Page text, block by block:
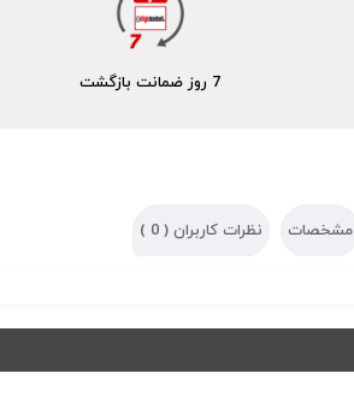
7 روز ضمانت بازگشت
مشخصات نظرات کاربران ( 0
)